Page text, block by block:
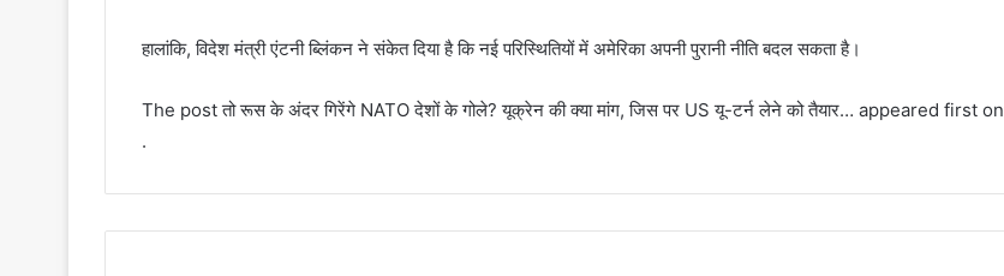
हालांकि, विदेश मंत्री एंटनी ब्लिंकन ने संकेत दिया है कि नई परिस्थितियों में अमेरिका अपनी पुरानी नीति बदल सकता है।
The post तो रूस के अंदर गिरेंगे NATO देशों के गोले? यूक्रेन की क्या मांग, जिस पर US यू-टर्न लेने को तैयार… appeared first on
.